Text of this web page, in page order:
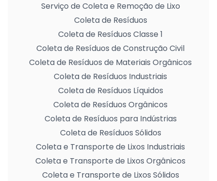
Serviço de Coleta e Remoção de Lixo
Coleta de Resíduos
Coleta de Resíduos Classe 1
Coleta de Resíduos de Construção Civil
Coleta de Resíduos de Materiais Orgânicos
Coleta de Resíduos Industriais
Coleta de Resíduos Líquidos
Coleta de Resíduos Orgânicos
Coleta de Resíduos para Indústrias
Coleta de Resíduos Sólidos
Coleta e Transporte de Lixos Industriais
Coleta e Transporte de Lixos Orgânicos
Coleta e Transporte de Lixos Sólidos